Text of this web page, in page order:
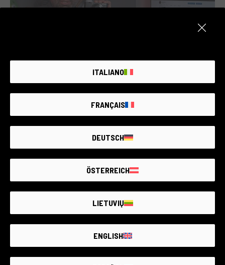
ITALIANO
FRANÇAIS
DEUTSCH
ÖSTERREICH
LIETUVIŲ
ENGLISH